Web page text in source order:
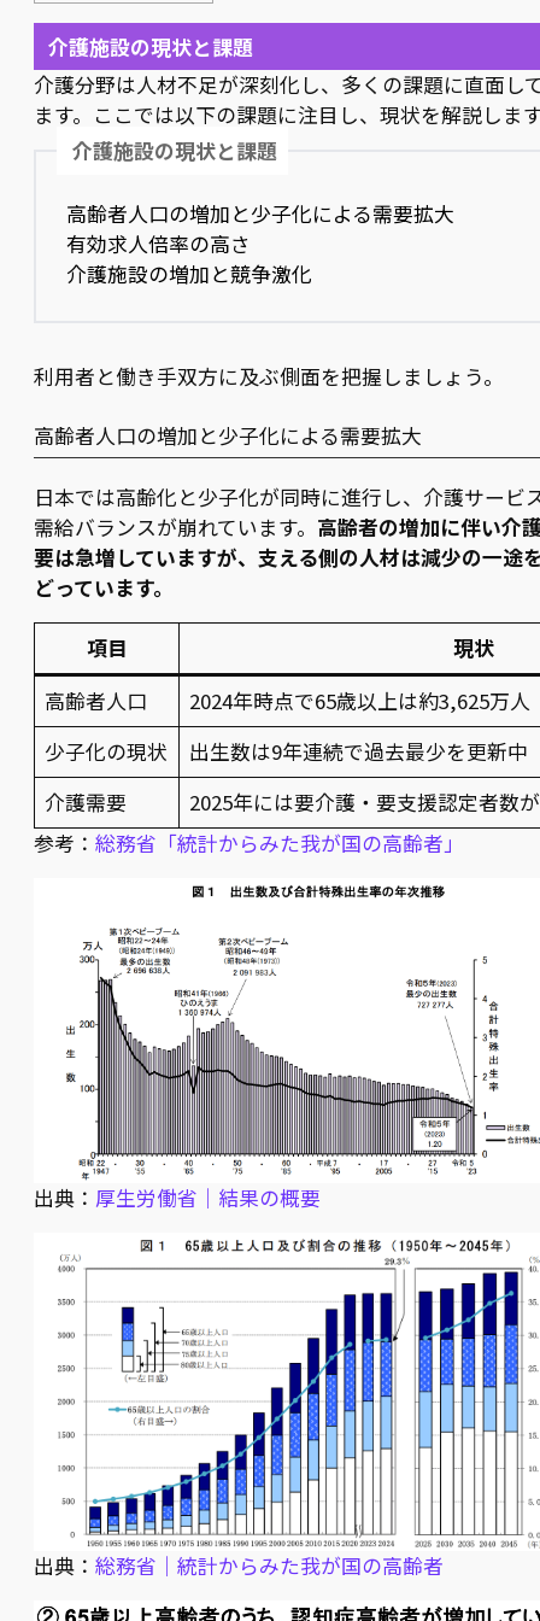
介護施設の現状と課題
介護分野は人材不足が深刻化し、多くの課題に直面し
ます。ここでは以下の課題に注目し、現状を解説しま
介護施設の現状と課題
高齢者人口の増加と少子化による需要拡大
有効求人倍率の高さ
介護施設の増加と競争激化
利用者と働き手双方に及ぶ側面を把握しましょう。
高齢者人口の増加と少子化による需要拡大
日本では高齢化と少子化が同時に進行し、介護サービ
需給バランスが崩れています。 高齢者の増加に伴い介
要は急増していますが、支える側の人材は減少の一途
どっています。
項目
現状
高齢者人口
2024年時点で65歳以上は約3,625万人
少子化の現状
出生数は9年連続で過去最少を更新中
介護需要
2025年には要介護・要支援認定者数
参考： 総務省「統計からみた我が国の高齢者」
出典： 厚生労働省｜結果の概要
出典： 総務省｜統計からみた我が国の高齢者